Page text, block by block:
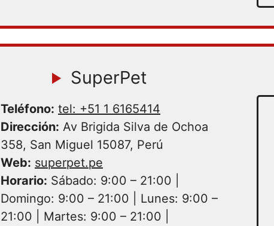
SuperPet
Teléfono: tel: +51 1 6165414
Dirección: Av Brigida Silva de Ochoa
358, San Miguel 15087, Perú
Web: superpet.pe
Horario: Sábado: 9:00 – 21:00 |
Domingo: 9:00 – 21:00 | Lunes: 9:00 –
21:00 | Martes: 9:00 – 21:00 |